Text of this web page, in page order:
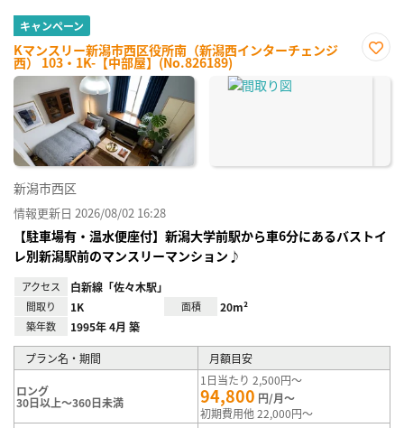
キャンペーン
Kマンスリー新潟市西区役所南（新潟西インターチェンジ
西） 103・1K-【中部屋】(No.826189)
に入
新潟市西区
情報更新日 2026/08/02 16:28
【駐車場有・温水便座付】新潟大学前駅から車6分にあるバストイ
レ別新潟駅前のマンスリーマンション♪
アクセス 白新線「佐々木駅」
間取り 1K 面積 20m²
築年数 1995年 4月 築
プラン名・期間 月額目安
ロング
30日以上～360日未満
1日当たり 2,500円～
94,800 円/月～
初期費用他 22,000円～